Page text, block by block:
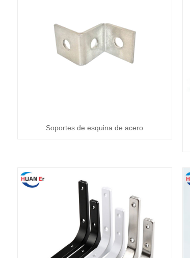
Soportes de esquina de acero